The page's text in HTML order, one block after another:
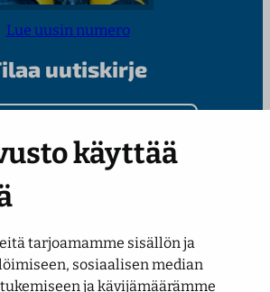
käyttää
tarjoamamme sisällön ja
sosiaalisen median
ja kävijämäärämme
Lue uusin numero
uutiskirje
meitä